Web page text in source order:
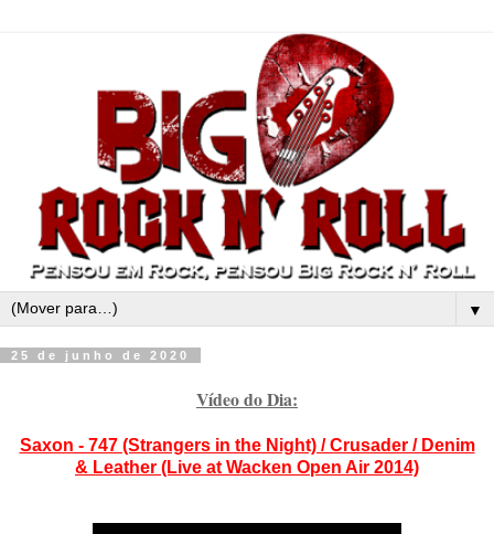
▼
25 de junho de 2020
Vídeo do Dia:
Saxon - 747 (Strangers in the Night) / Crusader / Denim
& Leather (Live at Wacken Open Air 2014)